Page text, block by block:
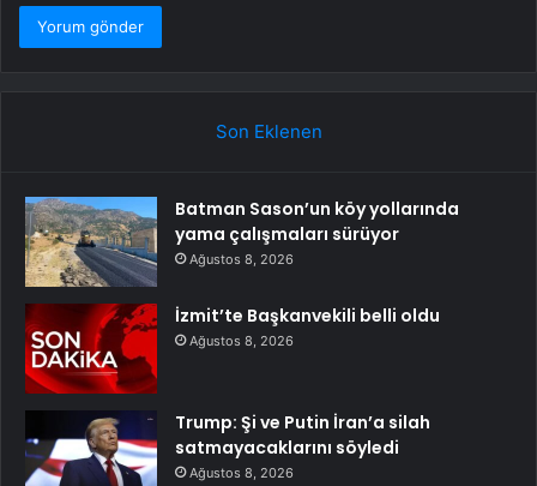
Son Eklenen
Batman Sason’un köy yollarında
yama çalışmaları sürüyor
Ağustos 8, 2026
İzmit’te Başkanvekili belli oldu
Ağustos 8, 2026
Trump: Şi ve Putin İran’a silah
satmayacaklarını söyledi
Ağustos 8, 2026